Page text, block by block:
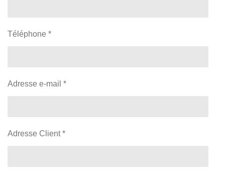
Téléphone *
Adresse e-mail *
Adresse Client *